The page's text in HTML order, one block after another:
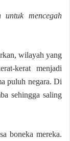
mencegah
wilayah yang
kerat menjadi
puluh negara. Di
sehingga saling
boneka mereka.